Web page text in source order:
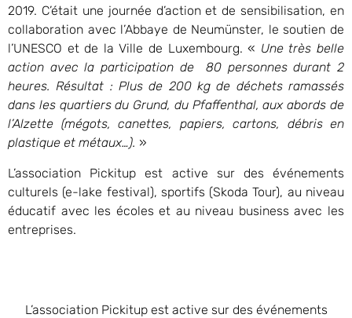
2019. C’était une journée d’action et de sensibilisation, en
collaboration avec l’Abbaye de Neumünster, le soutien de
l’UNESCO et de la Ville de Luxembourg. « Une très belle
action avec la participation de 80 personnes durant 2
heures. Résultat : Plus de 200 kg de déchets ramassés
dans les quartiers du Grund, du Pfaffenthal, aux abords de
l’Alzette (mégots, canettes, papiers, cartons, débris en
plastique et métaux…). »
L’association Pickitup est active sur des événements
culturels (e-lake festival), sportifs (Skoda Tour), au niveau
éducatif avec les écoles et au niveau business avec les
entreprises.
L’association Pickitup est active sur des événements